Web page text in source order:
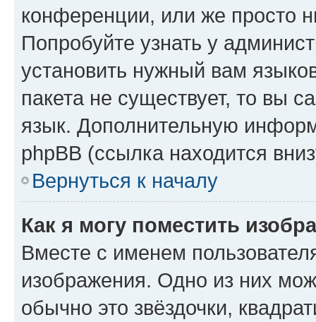
конференции, или же просто
Попробуйте узнать у
установить нужный вам
пакета не существует, то вы
язык. Дополнительную
phpBB (ссылка находится
Вернуться к началу
Как я могу поместить
Вместе с именем
изображения. Одно из них
обычно это звёздочки,